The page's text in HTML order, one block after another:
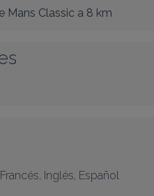
Mans Classic a 8 km
Francés, Inglés, Español